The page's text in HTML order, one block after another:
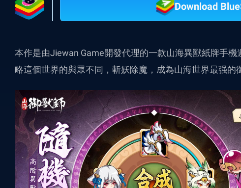
Download
本作是由Jiewan Game開發代理的一款山海異獸紙牌手
略這個世界的與眾不同，斬妖除魔，成為山海世界最强的